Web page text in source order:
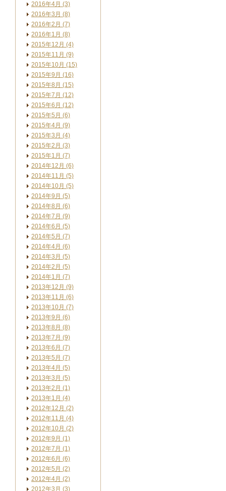
2016年4月 (3)
2016年3月 (8)
2016年2月 (7)
2016年1月 (8)
2015年12月 (4)
2015年11月 (9)
2015年10月 (15)
2015年9月 (16)
2015年8月 (15)
2015年7月 (12)
2015年6月 (12)
2015年5月 (6)
2015年4月 (9)
2015年3月 (4)
2015年2月 (3)
2015年1月 (7)
2014年12月 (6)
2014年11月 (5)
2014年10月 (5)
2014年9月 (5)
2014年8月 (6)
2014年7月 (9)
2014年6月 (5)
2014年5月 (7)
2014年4月 (6)
2014年3月 (5)
2014年2月 (5)
2014年1月 (7)
2013年12月 (9)
2013年11月 (6)
2013年10月 (7)
2013年9月 (6)
2013年8月 (8)
2013年7月 (9)
2013年6月 (7)
2013年5月 (7)
2013年4月 (5)
2013年3月 (5)
2013年2月 (1)
2013年1月 (4)
2012年12月 (2)
2012年11月 (4)
2012年10月 (2)
2012年9月 (1)
2012年7月 (1)
2012年6月 (6)
2012年5月 (2)
2012年4月 (2)
2012年3月 (3)